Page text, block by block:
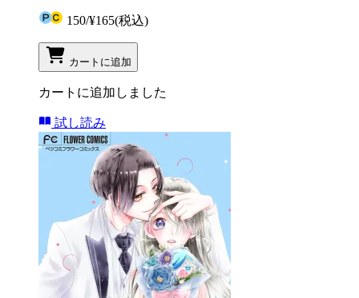
150/¥165(税込)
カートに追加
カートに追加しました
試し読み